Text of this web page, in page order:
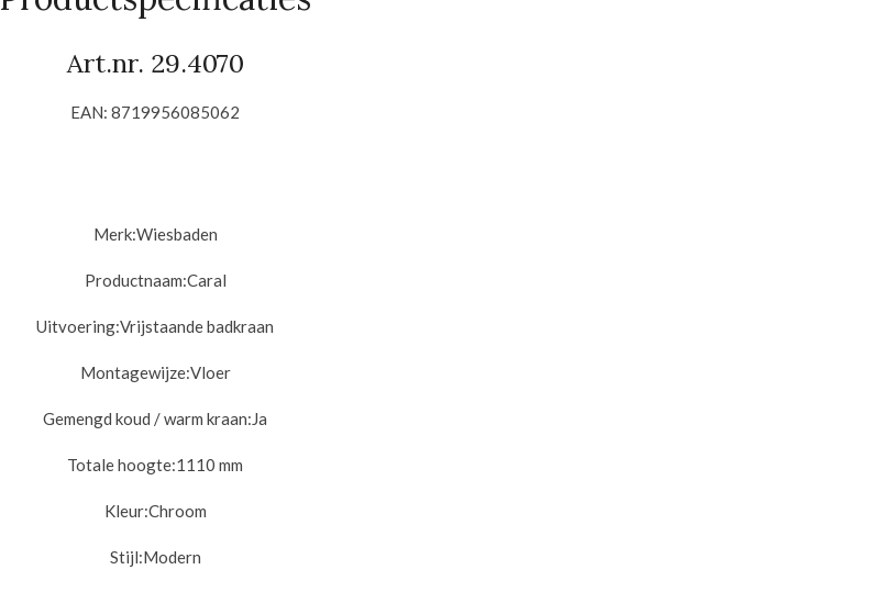
Art.nr. 29.4070
EAN: 8719956085062
Merk:Wiesbaden
Productnaam:Caral
Uitvoering:Vrijstaande badkraan
Montagewijze:Vloer
Gemengd koud / warm kraan:Ja
Totale hoogte:1110 mm
Kleur:Chroom
Stijl:Modern